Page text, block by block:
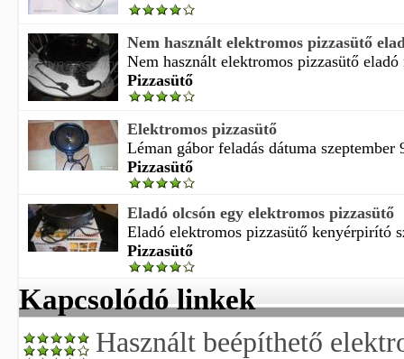
Nem használt elektromos pizzasütő
Nem használt elektromos pizzasütő eladó
Pizzasütő
Elektromos pizzasütő
Léman gábor feladás dátuma szeptember
Pizzasütő
Eladó olcsón egy elektromos pizzasütő
Eladó elektromos pizzasütő kenyérpirító
Pizzasütő
Kapcsolódó linkek
Használt beépíthető